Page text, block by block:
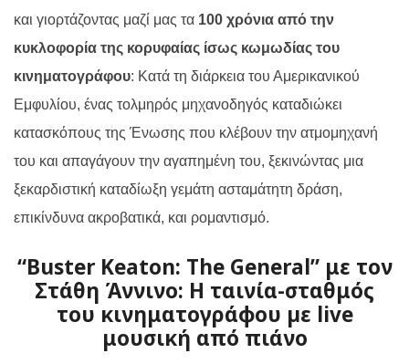
και γιορτάζοντας μαζί μας τα 100 χρόνια από την
κυκλοφορία της κορυφαίας ίσως κωμωδίας του
κινηματογράφου: Κατά τη διάρκεια του Αμερικανικού
Εμφυλίου, ένας τολμηρός μηχανοδηγός καταδιώκει
κατασκόπους της Ένωσης που κλέβουν την ατμομηχανή
του και απαγάγουν την αγαπημένη του, ξεκινώντας μια
ξεκαρδιστική καταδίωξη γεμάτη ασταμάτητη δράση,
επικίνδυνα ακροβατικά, και ρομαντισμό.
“Buster Keaton: The General” με τον
Στάθη Άννινο: Η ταινία-σταθμός
του κινηματογράφου µε live
μουσική από πιάνο